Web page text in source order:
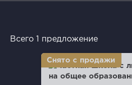
Всего 1 предложение